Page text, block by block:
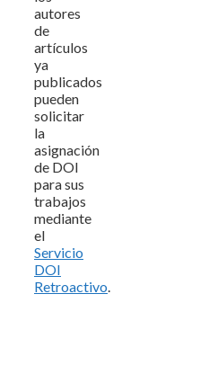
autores
de
artículos
ya
publicados
pueden
solicitar
la
asignación
de DOI
para sus
trabajos
mediante
el
Servicio
DOI
Retroactivo